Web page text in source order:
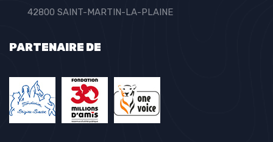
42800 SAINT-MARTIN-LA-PLAINE
PARTENAIRE DE